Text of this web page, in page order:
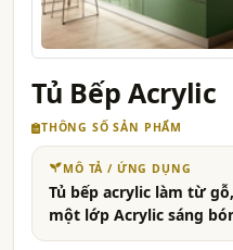
Tủ Bếp Acrylic
THÔNG SỐ SẢN PHẨM
MÔ TẢ / ỨNG DỤNG
Tủ bếp acrylic làm từ
một lớp Acrylic sáng